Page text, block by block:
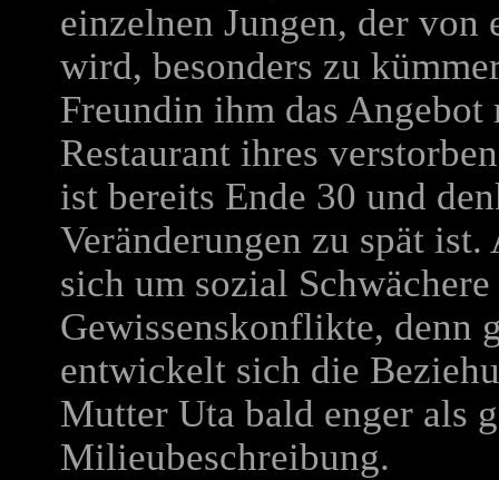
einzelnen Jungen, der von
wird, besonders zu
Freundin ihm das
Restaurant ihres
ist bereits Ende 30 und
Veränderungen zu spät
sich um sozial
Gewissenskonflikte, denn
entwickelt sich die
Mutter Uta bald enger als
Milieubeschreibung.